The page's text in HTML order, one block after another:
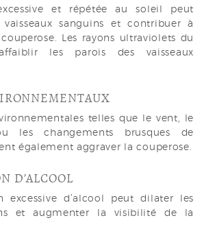
et répétée au soleil peut
sanguins et contribuer à
Les rayons ultraviolets du
les parois des vaisseaux
telles que le vent, le
les changements brusques de
également aggraver la couperose.
D’ALCOOL
excessive d’alcool peut dilater les
et augmenter la visibilité de la